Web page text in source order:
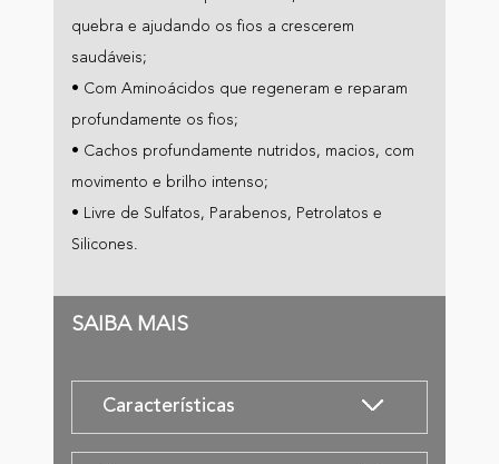
quebra e ajudando os fios a crescerem
saudáveis;
• Com Aminoácidos que regeneram e reparam
profundamente os fios;
• Cachos profundamente nutridos, macios, com
movimento e brilho intenso;
• Livre de Sulfatos, Parabenos, Petrolatos e
Silicones.
SAIBA MAIS
Características